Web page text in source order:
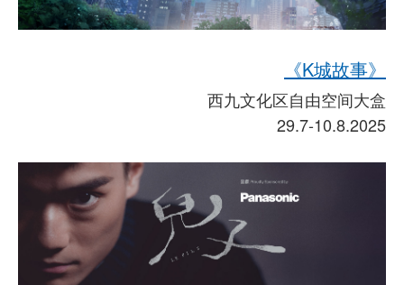
《K城故事》
西九文化区自由空间大盒
29.7-10.8.2025